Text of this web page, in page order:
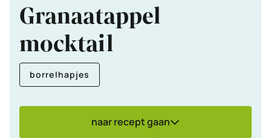
Granaatappel
mocktail
borrelhapjes
naar recept gaan